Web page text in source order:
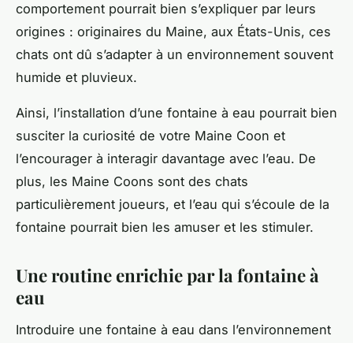
comportement pourrait bien s’expliquer par leurs
origines : originaires du Maine, aux États-Unis, ces
chats ont dû s’adapter à un environnement souvent
humide et pluvieux.
Ainsi, l’installation d’une fontaine à eau pourrait bien
susciter la curiosité de votre Maine Coon et
l’encourager à interagir davantage avec l’eau. De
plus, les Maine Coons sont des chats
particulièrement joueurs, et l’eau qui s’écoule de la
fontaine pourrait bien les amuser et les stimuler.
Une routine enrichie par la fontaine à
eau
Introduire une fontaine à eau dans l’environnement